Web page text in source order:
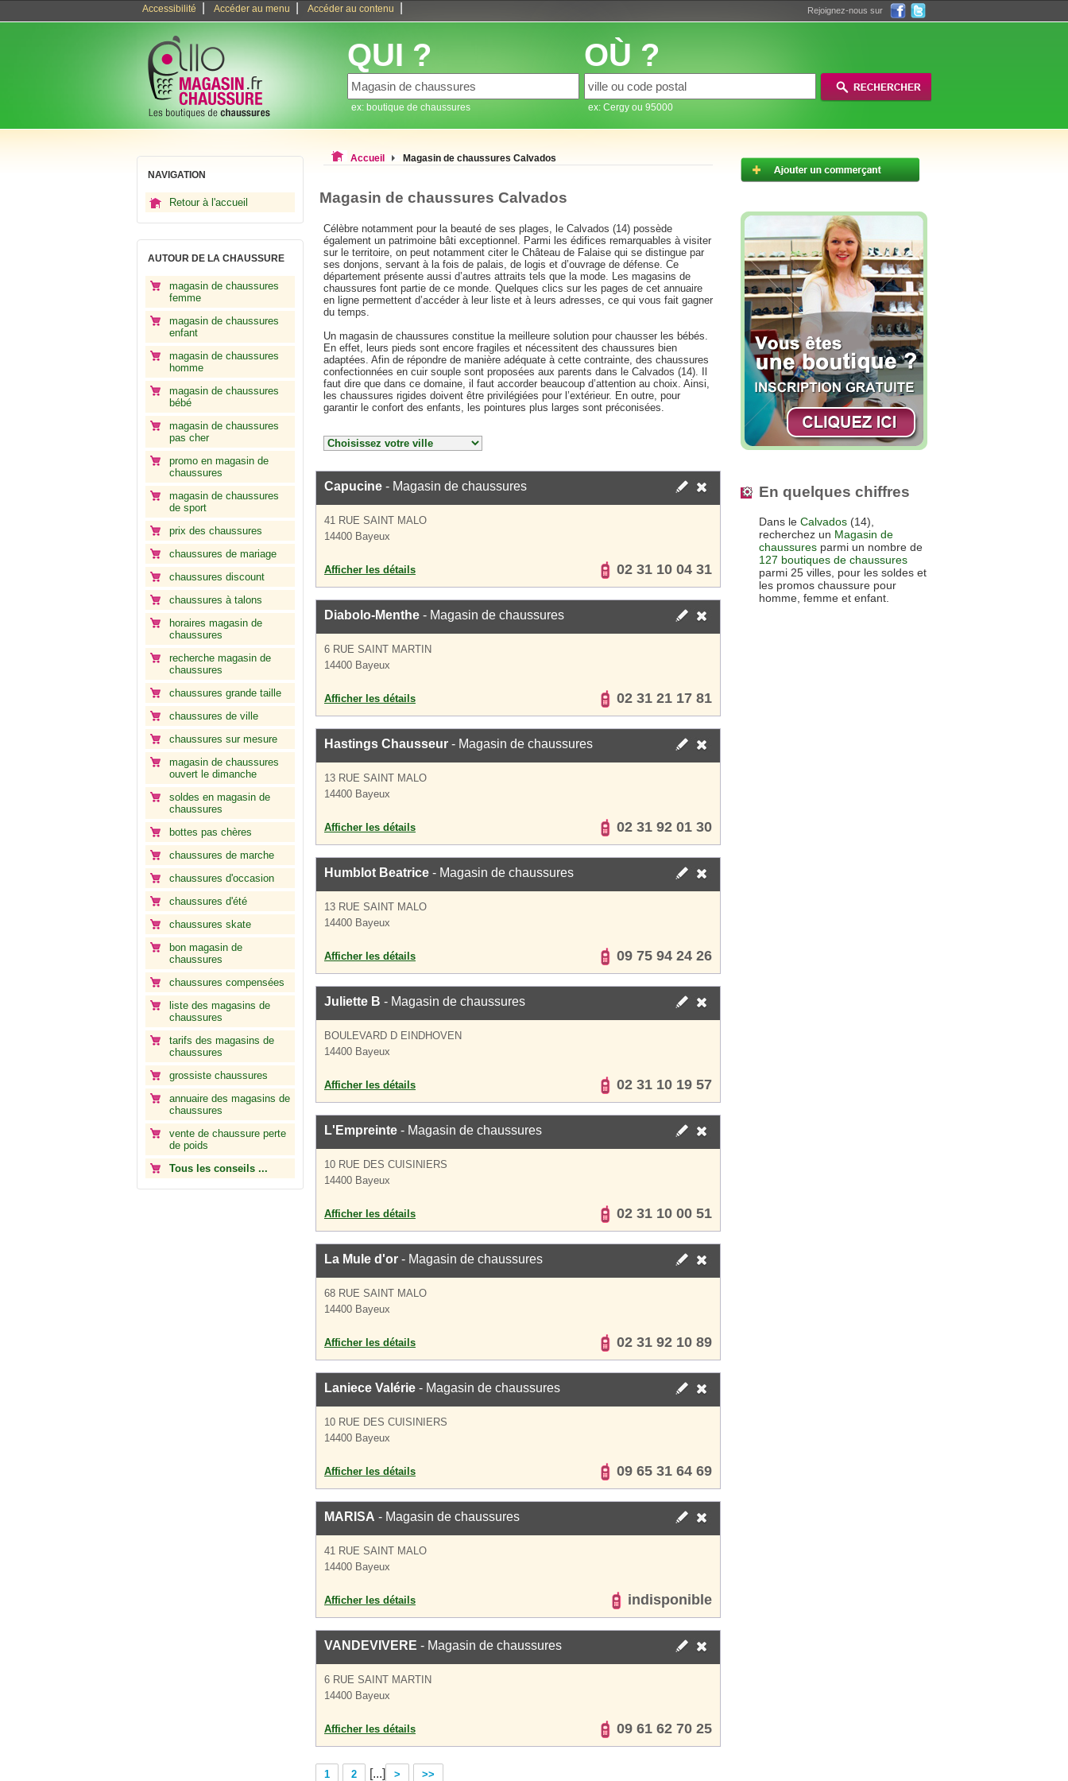
Accessibilité Accéder au menu Accéder au contenu Rejoignez-nous sur
QUI ?
ex: boutique de chaussures
OÙ ?
ex: Cergy ou 95000
NAVIGATION
Retour à l'accueil
AUTOUR DE LA CHAUSSURE
magasin de chaussures
femme
magasin de chaussures
enfant
magasin de chaussures
homme
magasin de chaussures
bébé
magasin de chaussures
pas cher
promo en magasin de
chaussures
magasin de chaussures
de sport
prix des chaussures
chaussures de mariage
chaussures discount
chaussures à talons
horaires magasin de
chaussures
recherche magasin de
chaussures
chaussures grande taille
chaussures de ville
chaussures sur mesure
magasin de chaussures
ouvert le dimanche
soldes en magasin de
chaussures
bottes pas chères
chaussures de marche
chaussures d'occasion
chaussures d'été
chaussures skate
bon magasin de
chaussures
chaussures compensées
liste des magasins de
chaussures
tarifs des magasins de
chaussures
grossiste chaussures
annuaire des magasins de
chaussures
vente de chaussure perte
de poids
Tous les conseils ...
Accueil Magasin de chaussures Calvados
Magasin de chaussures Calvados
Célèbre notamment pour la beauté de ses plages, le Calvados (14) possède
également un patrimoine bâti exceptionnel. Parmi les édifices remarquables à visiter
sur le territoire, on peut notamment citer le Château de Falaise qui se distingue par
ses donjons, servant à la fois de palais, de logis et d’ouvrage de défense. Ce
département présente aussi d’autres attraits tels que la mode. Les magasins de
chaussures font partie de ce monde. Quelques clics sur les pages de cet annuaire
en ligne permettent d’accéder à leur liste et à leurs adresses, ce qui vous fait gagner
du temps.
Un magasin de chaussures constitue la meilleure solution pour chausser les bébés.
En effet, leurs pieds sont encore fragiles et nécessitent des chaussures bien
adaptées. Afin de répondre de manière adéquate à cette contrainte, des chaussures
confectionnées en cuir souple sont proposées aux parents dans le Calvados (14). Il
faut dire que dans ce domaine, il faut accorder beaucoup d’attention au choix. Ainsi,
les chaussures rigides doivent être privilégiées pour l’extérieur. En outre, pour
garantir le confort des enfants, les pointures plus larges sont préconisées.
Capucine - Magasin de chaussures
41 RUE SAINT MALO
14400 Bayeux
Afficher les détails 02 31 10 04 31
Diabolo-Menthe - Magasin de chaussures
6 RUE SAINT MARTIN
14400 Bayeux
Afficher les détails 02 31 21 17 81
Hastings Chausseur - Magasin de chaussures
13 RUE SAINT MALO
14400 Bayeux
Afficher les détails 02 31 92 01 30
Humblot Beatrice - Magasin de chaussures
13 RUE SAINT MALO
14400 Bayeux
Afficher les détails 09 75 94 24 26
Juliette B - Magasin de chaussures
BOULEVARD D EINDHOVEN
14400 Bayeux
Afficher les détails 02 31 10 19 57
L'Empreinte - Magasin de chaussures
10 RUE DES CUISINIERS
14400 Bayeux
Afficher les détails 02 31 10 00 51
La Mule d'or - Magasin de chaussures
68 RUE SAINT MALO
14400 Bayeux
Afficher les détails 02 31 92 10 89
Laniece Valérie - Magasin de chaussures
10 RUE DES CUISINIERS
14400 Bayeux
Afficher les détails 09 65 31 64 69
MARISA - Magasin de chaussures
41 RUE SAINT MALO
14400 Bayeux
Afficher les détails indisponible
VANDEVIVERE - Magasin de chaussures
6 RUE SAINT MARTIN
14400 Bayeux
Afficher les détails 09 61 62 70 25
1 2 [...] > >>
En quelques chiffres
Dans le Calvados (14),
recherchez un Magasin de
chaussures parmi un nombre de
127 boutiques de chaussures
parmi 25 villes, pour les soldes et
les promos chaussure pour
homme, femme et enfant.